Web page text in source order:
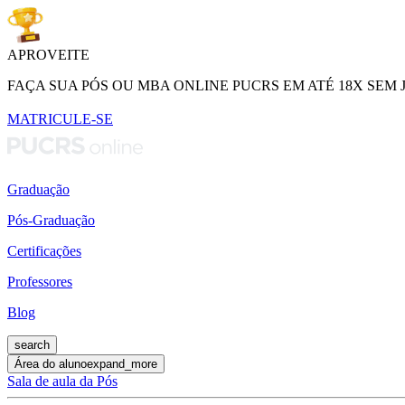
APROVEITE
FAÇA SUA PÓS OU MBA ONLINE PUCRS EM ATÉ 18X SEM
MATRICULE-SE
Graduação
Pós-Graduação
Certificações
Professores
Blog
search
Área do alunoexpand_more
Sala de aula da Pós